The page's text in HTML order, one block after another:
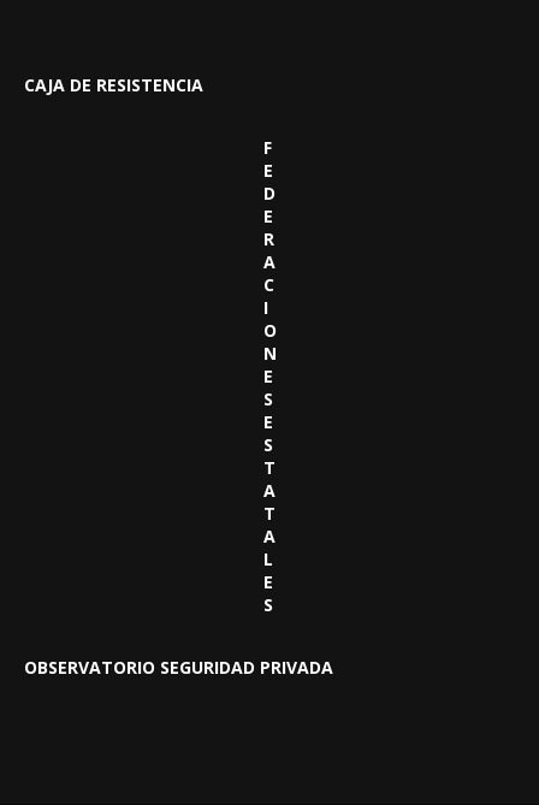
CAJA DE RESISTENCIA
F
E
D
E
R
A
C
I
O
N
E
S
E
S
T
A
T
A
L
E
S
OBSERVATORIO SEGURIDAD PRIVADA